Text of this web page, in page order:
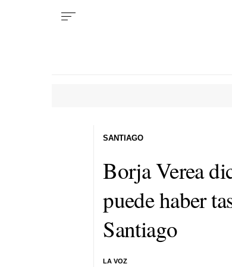
Borja Verea
puede haber
Santiago
LA VOZ
SANTIAGO